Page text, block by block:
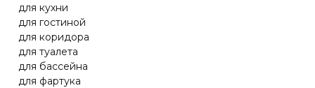
для кухни
для гостиной
для коридора
для туалета
для бассейна
для фартука